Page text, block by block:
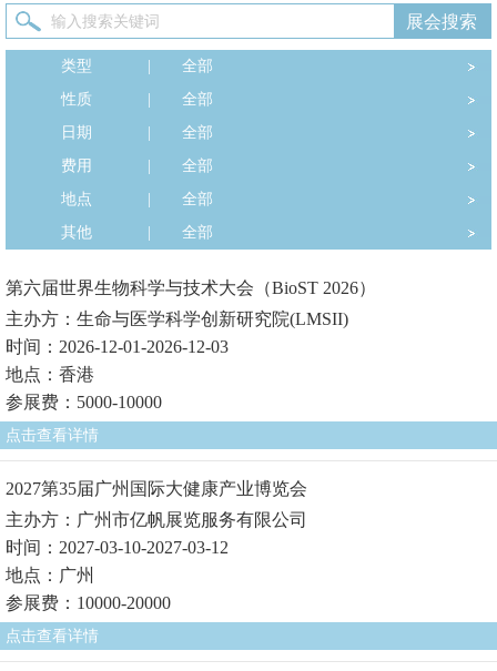
类型
全部
性质
全部
日期
全部
费用
全部
地点
全部
其他
全部
第六届世界生物科学与技术大会（BioST 2026）
主办方：生命与医学科学创新研究院(LMSII)
时间：2026-12-01-2026-12-03
地点：香港
参展费：5000-10000
点击查看详情
2027第35届广州国际大健康产业博览会
主办方：广州市亿帆展览服务有限公司
时间：2027-03-10-2027-03-12
地点：广州
参展费：10000-20000
点击查看详情